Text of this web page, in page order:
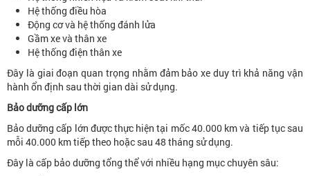
Hệ thống điều hòa
Động cơ và hệ thống đánh lửa
Gầm xe và thân xe
Hệ thống điện thân xe
Đây là giai đoạn quan trọng nhằm đảm bảo xe duy trì khả năng vận
hành ổn định sau thời gian dài sử dụng.
Bảo dưỡng cấp lớn
Bảo dưỡng cấp lớn được thực hiện tại mốc 40.000 km và tiếp tục sau
mỗi 40.000 km tiếp theo hoặc sau 48 tháng sử dụng.
Đây là cấp bảo dưỡng tổng thể với nhiều hạng mục chuyên sâu: